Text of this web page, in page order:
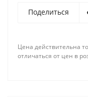
Поделиться
Цена действительна
отличаться от цен в